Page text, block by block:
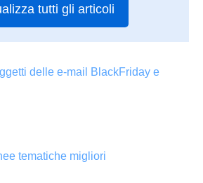
tutti gli articoli
delle e-mail BlackFriday e
tematiche migliori